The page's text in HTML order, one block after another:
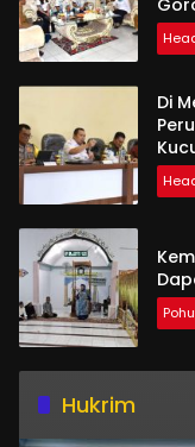
Di
Hukrim